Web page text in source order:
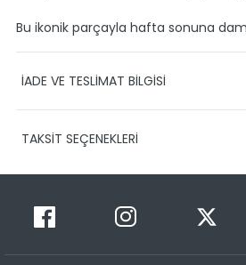
Bu ikonik parçayla hafta sonuna
İADE VE TESLİMAT BİLGİSİ
Ürünlerinizin gönderimini anlaşmalı
1-3 iş günü içerisinde kargoya
Siparişimin kargo takibini nasıl
TAKSİT SEÇENEKLERİ
Taksit Sayısı Taksit Miktarı
549,95 TL